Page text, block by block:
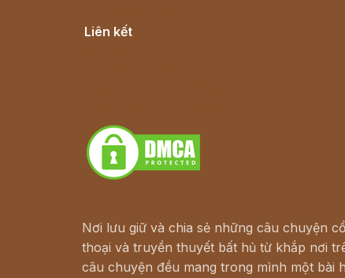
Liên kết
Nơi lưu giữ và chia sẻ những câu chuyện
thoại và truyền thuyết bất hủ từ khắp nơi
câu chuyện đều mang trong mình một bài